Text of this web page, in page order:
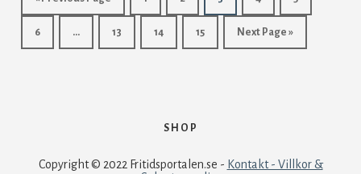
6 … 13 14 15 Next Page »
SHOP
Copyright © 2022 Fritidsportalen.se - Kontakt - Villkor &